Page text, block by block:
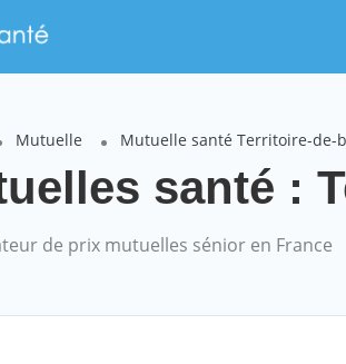
Mutuelle Mutuelle santé Territoire-de-
santé :
de prix mutuelles sénior en France